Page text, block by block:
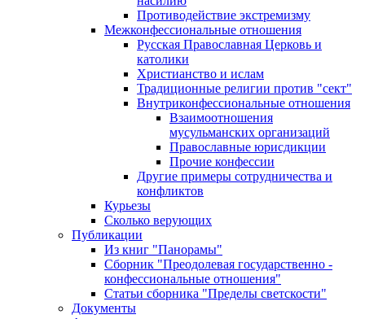
Противодействие экстремизму
Межконфессиональные отношения
Русская Православная Церковь и
католики
Христианство и ислам
Традиционные религии против "сект"
Внутриконфессиональные отношения
Взаимоотношения
мусульманских организаций
Православные юрисдикции
Прочие конфессии
Другие примеры сотрудничества и
конфликтов
Курьезы
Сколько верующих
Публикации
Из книг "Панорамы"
Сборник "Преодолевая государственно -
конфессиональные отношения"
Статьи сборника "Пределы светскости"
Документы